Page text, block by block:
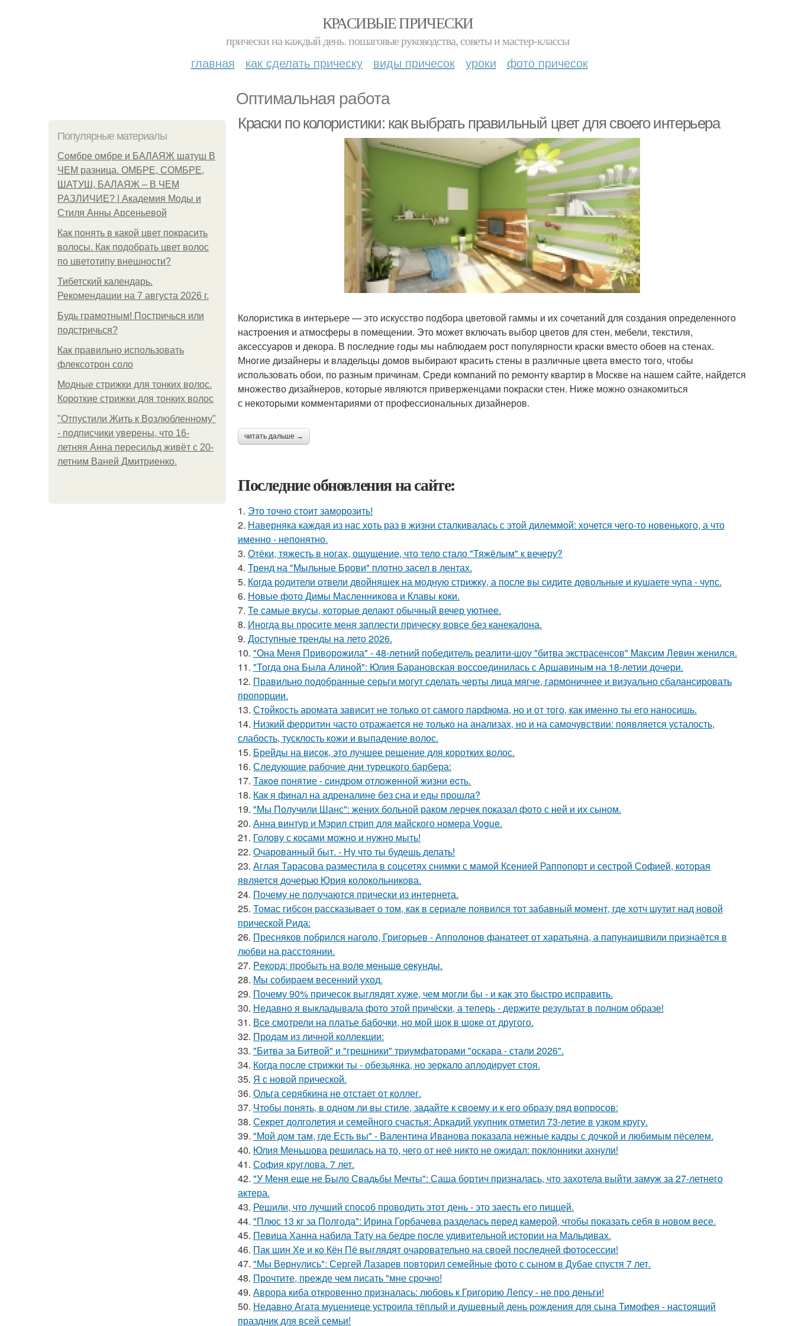
КРАСИВЫЕ ПРИЧЕСКИ
прически на каждый день. пошаговые руководства, советы и мастер-классы
главная как сделать прическу виды причесок уроки фото причесок
Оптимальная работа
Популярные материалы
Сомбре омбре и БАЛАЯЖ шатуш В
ЧЕМ разница. ОМБРЕ, СОМБРЕ,
ШАТУШ, БАЛАЯЖ – В ЧЕМ
РАЗЛИЧИЕ? | Академия Моды и
Стиля Анны Арсеньевой
Как понять в какой цвет покрасить
волосы. Как подобрать цвет волос
по цветотипу внешности?
Тибетский календарь.
Рекомендации на 7 августа 2026 г.
Будь грамотным! Постричься или
подстричься?
Как правильно использовать
флексотрон соло
Модные стрижки для тонких волос.
Короткие стрижки для тонких волос
"Отпустили Жить к Возлюбленному"
- подписчики уверены, что 16-
летняя Анна пересильд живёт с 20-
летним Ваней Дмитриенко.
Краски по колористики: как выбрать правильный цвет для своего интерьера
Колористика в интерьере — это искусство подбора цветовой гаммы и их сочетаний для создания определенного
настроения и атмосферы в помещении. Это может включать выбор цветов для стен, мебели, текстиля,
аксессуаров и декора. В последние годы мы наблюдаем рост популярности краски вместо обоев на стенах.
Многие дизайнеры и владельцы домов выбирают красить стены в различные цвета вместо того, чтобы
использовать обои, по разным причинам. Среди компаний по ремонту квартир в Москве на нашем сайте, найдется
множество дизайнеров, которые являются приверженцами покраски стен. Ниже можно ознакомиться
с некоторыми комментариями от профессиональных дизайнеров.
читать дальше →
Последние обновления на сайте:
1. Это точно стоит заморозить!
2. Наверняка каждая из нас хоть раз в жизни сталкивалась с этой дилеммой: хочется чего-то новенького, а что
именно - непонятно.
3. Отёки, тяжесть в ногах, ощущение, что тело стало "Тяжёлым" к вечеру?
4. Тренд на "Мыльные Брови" плотно засел в лентах.
5. Когда родители отвели двойняшек на модную стрижку, а после вы сидите довольные и кушаете чупа - чупс.
6. Новые фото Димы Масленникова и Клавы коки.
7. Те самые вкусы, которые делают обычный вечер уютнее.
8. Иногда вы просите меня заплести прическу вовсе без канекалона.
9. Доступные тренды на лето 2026.
10. "Она Меня Приворожила" - 48-летний победитель реалити-шоу "битва экстрасенсов" Максим Левин женился.
11. "Тогда она Была Алиной": Юлия Барановская воссоединилась с Аршавиным на 18-летии дочери.
12. Правильно подобранные серьги могут сделать черты лица мягче, гармоничнее и визуально сбалансировать
пропорции.
13. Стойкость аромата зависит не только от самого парфюма, но и от того, как именно ты его наносишь.
14. Низкий ферритин часто отражается не только на анализах, но и на самочувствии: появляется усталость,
слабость, тусклость кожи и выпадение волос.
15. Брейды на висок, это лучшее решение для коротких волос.
16. Следующие рабочие дни турецкого барбера:
17. Такoe понятие - cиндpом отложeнной жизни ecть.
18. Как я финал на адреналине без сна и еды прошла?
19. "Мы Получили Шанс": жених больной раком лерчек показал фото с ней и их сыном.
20. Анна винтур и Мэрил стрип для майского номера Vogue.
21. Голову с косами можно и нужно мыть!
22. Очарованный быт. - Ну что ты будешь делать!
23. Аглая Тарасова разместила в соцсетях снимки с мамой Ксенией Раппопорт и сестрой Софией, которая
является дочерью Юрия колокольникова.
24. Почему не получаются прически из интернета.
25. Томас гибсон рассказывает о том, как в сериале появился тот забавный момент, где хотч шутит над новой
прической Рида:
26. Пресняков побрился наголо, Григорьев - Апполонов фанатеет от харатьяна, а папунаишвили признаётся в
любви на расстоянии.
27. Peкopд: пpoбыть нa вoлe мeньшe ceкyнды.
28. Мы собираем весенний уход.
29. Почему 90% причесок выглядят хуже, чем могли бы - и как это быстро исправить.
30. Недавно я выкладывала фото этой причёски, а теперь - держите результат в полном образе!
31. Все смотрели на платье бабочки, но мой шок в шоке от другого.
32. Продам из личной коллекции:
33. "Битва за Битвой" и "грешники" триумфаторами "оскара - стали 2026".
34. Когда после стрижки ты - обезьянка, но зеркало аплодирует стоя.
35. Я с новой прической.
36. Ольга серябкина не отстает от коллег.
37. Чтобы понять, в одном ли вы стиле, задайте к своему и к его образу ряд вопросов:
38. Секрет долголетия и семейного счастья: Аркадий укупник отметил 73-летие в узком кругу.
39. "Мой дом там, где Есть вы" - Валентина Иванова показала нежные кадры с дочкой и любимым пёселем.
40. Юлия Меньшова решилась на то, чего от неё никто не ожидал: поклонники ахнули!
41. София круглова. 7 лет.
42. "У Меня еще не Было Свадьбы Мечты": Саша бортич призналась, что захотела выйти замуж за 27-летнего
актера.
43. Решили, что лучший способ проводить этот день - это заесть его пиццей.
44. "Плюс 13 кг за Полгода": Ирина Горбачева разделась перед камерой, чтобы показать себя в новом весе.
45. Певица Ханна набила Тату на бедре после удивительной истории на Мальдивах.
46. Пак шин Хе и ко Кён Пё выглядят очаровательно на своей последней фотосессии!
47. "Мы Вернулись": Сергей Лазарев повторил семейные фото с сыном в Дубае спустя 7 лет.
48. Прочтите, прежде чем писать "мне срочно!
49. Аврора киба откровенно призналась: любовь к Григорию Лепсу - не про деньги!
50. Недавно Агата муцениеце устроила тёплый и душевный день рождения для сына Тимофея - настоящий
праздник для всей семьи!